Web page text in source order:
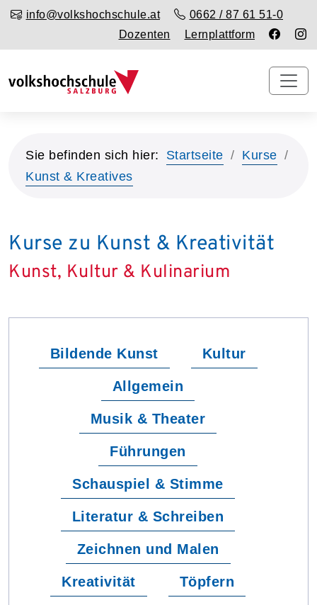
info@volkshochschule.at
0662 / 87 61 51-0
Dozenten
Lernplattform
Sie befinden sich hier: Startseite
Kurse
Kunst & Kreatives
Kurse zu Kunst & Kreativität
Kunst, Kultur & Kulinarium
Bildende Kunst Kultur
Allgemein
Musik & Theater
Führungen
Schauspiel & Stimme
Literatur & Schreiben
Zeichnen und Malen
Kreativität Töpfern